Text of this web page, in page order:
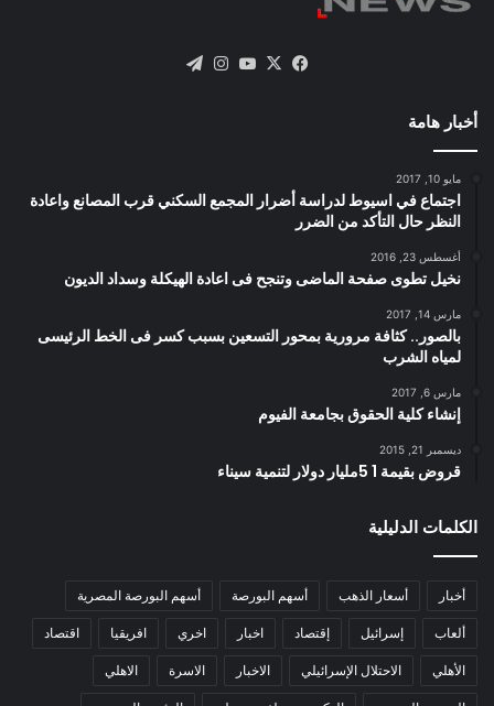
فيسبوك
X يوتيوبانستقرام
أخبار هامة
مايو 10, 2017
اجتماع في اسيوط لدراسة أضرار المجمع السكني قرب المصانع واعادة
النظر حال التأكد من الضرر
أغسطس 23, 2016
نخيل تطوى صفحة الماضى وتنجح فى اعادة الهيكلة وسداد الديون
مارس 14, 2017
بالصور.. كثافة مرورية بمحور التسعين بسبب كسر فى الخط الرئيسى
لمياه الشرب
مارس 6, 2017
إنشاء كلية الحقوق بجامعة الفيوم
ديسمبر 21, 2015
قروض بقيمة 1 5مليار دولار لتنمية سيناء
الكلمات الدليلية
أخبار أسعار الذهب أسهم البورصة أسهم البورصة المصرية
ألعاب إسرائيل إقتصاد اخبار اخري افريقيا اقتصاد
الأهلي الاحتلال الإسرائيلي الاخبار الاسرة الاهلي